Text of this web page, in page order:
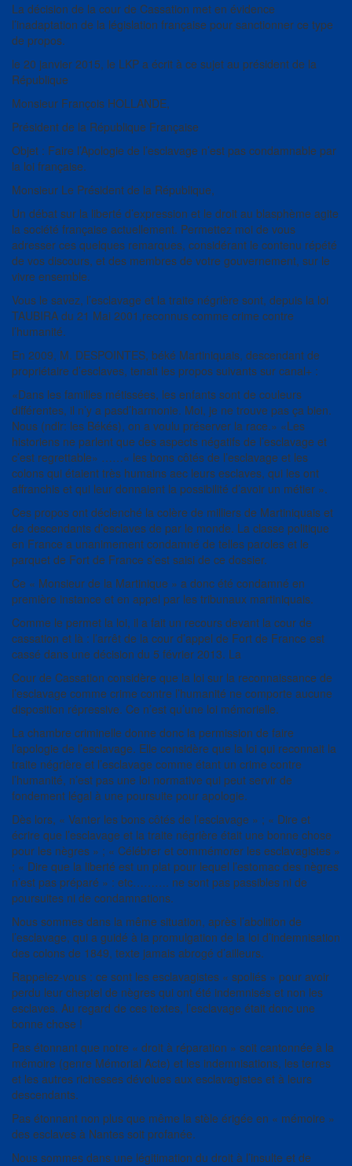
La décision de la cour de Cassation met en évidence
l’inadaptation de la législation française pour sanctionner ce type
de propos.
le 20 janvier 2015, le LKP a écrit à ce sujet au président de la
République
Monsieur François HOLLANDE,
Président de la République Française
Objet : Faire l’Apologie de l’esclavage n’est pas condamnable par
la loi française.
Monsieur Le Président de la République,
Un débat sur la liberté d’expression et le droit au blasphème agite
la société française actuellement. Permettez moi de vous
adresser ces quelques remarques, considérant le contenu répété
de vos discours, et des membres de votre gouvernement, sur le
vivre ensemble.
Vous le savez, l’esclavage et la traite négrière sont, depuis la loi
TAUBIRA du 21 Mai 2001,reconnus comme crime contre
l’humanité.
En 2009, M. DESPOINTES, béké Martiniquais, descendant de
propriétaire d’esclaves, tenait les propos suivants sur canal+ :
«Dans les familles métissées, les enfants sont de couleurs
différentes, il n’y a pasd’harmonie. Moi, je ne trouve pas ça bien.
Nous (ndlr: les Békés), on a voulu préserver la race.» «Les
historiens ne parlent que des aspects négatifs de l’esclavage et
c’est regrettable» ……« les bons côtés de l’esclavage et les
colons qui étaient très humains aec leurs esclaves, qui les ont
affranchis et qui leur donnaient la possibilité d’avoir un métier ».
Ces propos ont déclenché la colère de milliers de Martiniquais et
de descendants d’esclaves de par le monde. La classe politique
en France a unanimement condamné de telles paroles et le
parquet de Fort de France s’est saisi de ce dossier.
Ce « Monsieur de la Martinique » a donc été condamné en
première instance et en appel par les tribunaux martiniquais.
Comme le permet la loi, il a fait un recours devant la cour de
cassation et là : l’arrêt de la cour d’appel de Fort de France est
cassé dans une décision du 5 février 2013. La
Cour de Cassation considère que la loi sur la reconnaissance de
l’esclavage comme crime contre l’humanité ne comporte aucune
disposition répressive. Ce n’est qu’une loi mémorielle.
La chambre criminelle donne donc la permission de faire
l’apologie de l’esclavage. Elle considère que la loi qui reconnait la
traite négrière et l’esclavage comme étant un crime contre
l’humanité, n’est pas une loi normative qui peut servir de
fondement légal à une poursuite pour apologie.
Dès lors, « Vanter les bons côtés de l’esclavage » ; « Dire et
écrire que l’esclavage et la traite négrière était une bonne chose
pour les nègres » ; « Célébrer et commémorer les esclavagistes »
; « Dire que la liberté est un plat pour lequel l’estomac des nègres
n’est pas préparé » : etc………. ne sont pas passibles ni de
poursuites ni de condamnations.
Nous sommes dans la même situation, après l’abolition de
l’esclavage, qui a guidé à la promulgation de la loi d’indemnisation
des colons de 1849, texte jamais abrogé d’ailleurs.
Rappelez-vous : ce sont les esclavagistes « spoliés » pour avoir
perdu leur cheptel de nègres qui ont été indemnisés et non les
esclaves. Au regard de ces textes, l’esclavage était donc une
bonne chose !
Pas étonnant que notre « droit à réparation » soit cantonnée à la
mémoire (genre Mémorial Acte) et les indemnisations, les terres
et les autres richesses dévolues aux esclavagistes et à leurs
descendants.
Pas étonnant non plus que même la stèle érigée en « mémoire »
des esclaves à Nantes soit profanée.
Nous sommes dans une légitimation du droit à l’insulte et de